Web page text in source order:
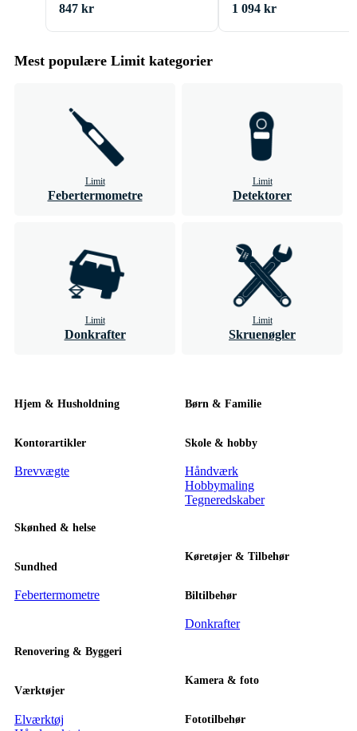
847 kr 1 094 kr
Mest populære Limit kategorier
Limit
Febertermometre
Limit
Detektorer
Limit
Donkrafter
Limit
Skruenøgler
Hjem & Husholdning
Kontorartikler
Brevvægte
Skønhed & helse
Sundhed
Febertermometre
Renovering & Byggeri
Værktøjer
Elværktøj
Børn & Familie
Skole & hobby
Håndværk
Hobbymaling
Tegneredskaber
Køretøjer & Tilbehør
Biltilbehør
Donkrafter
Kamera & foto
Fototilbehør